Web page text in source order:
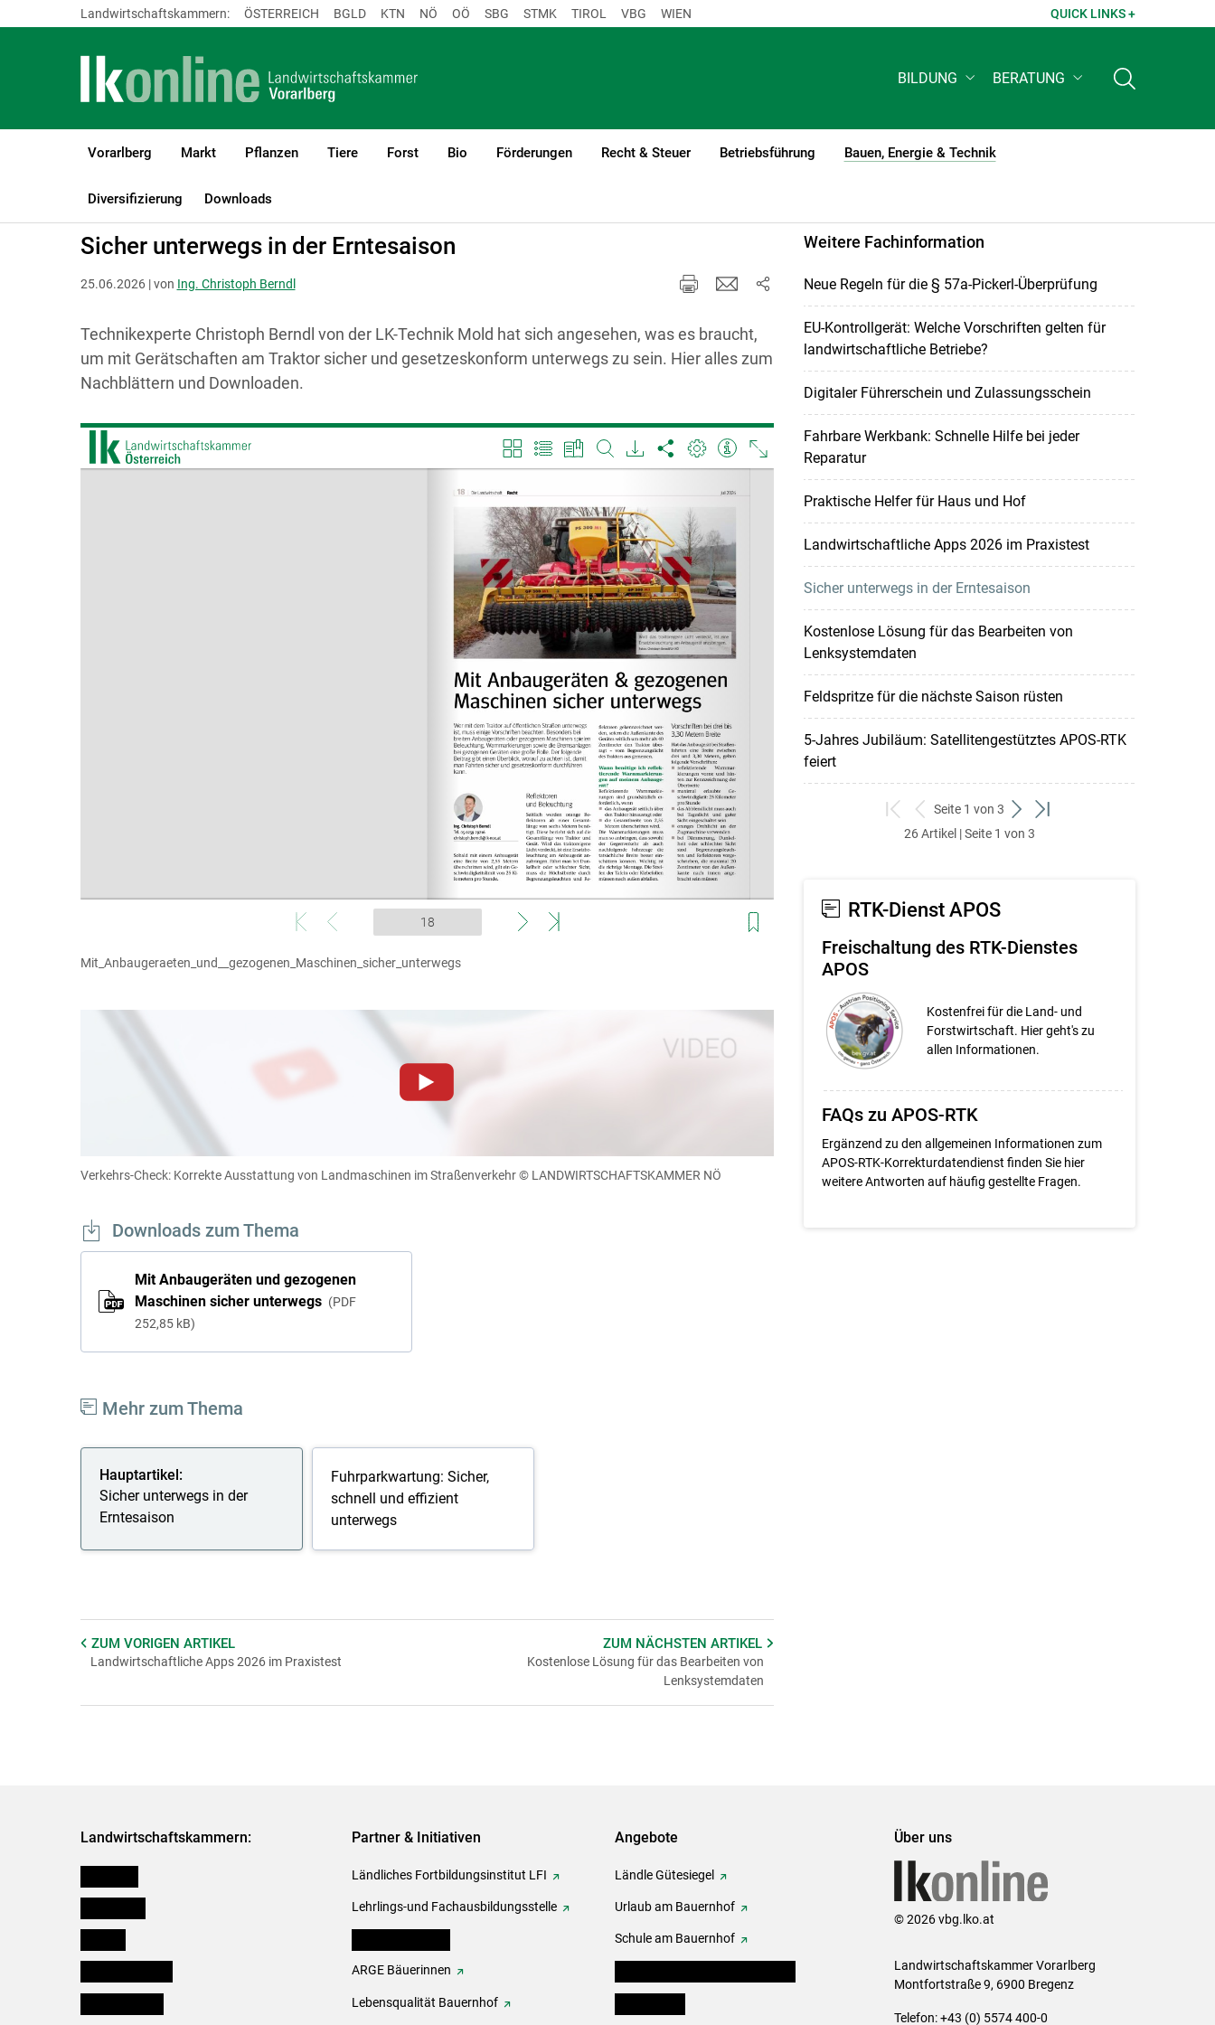
Skip to main content
Landwirtschaftskammern: ÖSTERREICH BGLD KTN NÖ OÖ SBG STMK TIROL VBG WIEN QUICK LINKS +
BILDUNG BERATUNG
Vorarlberg Markt Pflanzen Tiere Forst Bio Förderungen Recht & Steuer Betriebsführung Bauen, Energie & Technik
(current)1
Diversifizierung Downloads
LK Vorarlberg Bauen, Energie & Technik
Sicher unterwegs in der Erntesaison
25.06.2026 | von Ing. Christoph Berndl
Technikexperte Christoph Berndl von der LK-Technik Mold hat sich angesehen, was es braucht,
um mit Gerätschaften am Traktor sicher und gesetzeskonform unterwegs zu sein. Hier alles zum
Nachblättern und Downloaden.
Mit_Anbaugeraeten_und__gezogenen_Maschinen_sicher_unterwegs
Zum Abspielen von YouTube-Videos auf dieser Website müssen Cookies gesetzt werden
diese Website in den Cookie-Einstellungen jederzeit einsehen und korrigieren
Verkehrs-Check: Korrekte Ausstattung von Landmaschinen im Straßenverkehr © LANDWIRTSCHAFTSKAMMER NÖ
Downloads zum Thema
Mit Anbaugeräten und gezogenen
Maschinen sicher unterwegs
PDF
252,85 kB
Mehr zum Thema
Hauptartikel:
Sicher unterwegs in der
Erntesaison
Fuhrparkwartung: Sicher,
schnell und effizient
unterwegs
ZUM VORIGEN ARTIKEL
Landwirtschaftliche Apps 2026 im Praxistest
ZUM NÄCHSTENARTIKEL
Kostenlose Lösung für das Bearbeiten von
Lenksystemdaten
Weitere Fachinformation
Neue Regeln für die § 57a-Pickerl-Überprüfung
EU-Kontrollgerät: Welche Vorschriften gelten für
landwirtschaftliche Betriebe?
Digitaler Führerschein und Zulassungsschein
Fahrbare Werkbank: Schnelle Hilfe bei jeder
Reparatur
Praktische Helfer für Haus und Hof
Landwirtschaftliche Apps 2026 im Praxistest
Sicher unterwegs in der Erntesaison
Kostenlose Lösung für das Bearbeiten von
Lenksystemdaten
Feldspritze für die nächste Saison rüsten
5-Jahres Jubiläum: Satellitengestütztes APOS-RTK
feiert
zum
ersten
zurück
zum
Seite 1 von 3
weiter
zum
zum
26 Artikel | Seite 1 von 3
RTK-Dienst APOS
Freischaltung des RTK-Dienstes
APOS
Kostenfrei für die Land- und
Forstwirtschaft. Hier geht's zu
allen Informationen.
FAQs zu APOS-RTK
Ergänzend zu den allgemeinen Informationen zum
APOS-RTK-Korrekturdatendienst finden Sie hier
weitere Antworten auf häufig gestellte Fragen.
Landwirtschaftskammern: Partner & Initiativen
Ländliches Fortbildungsinstitut LFI
Lehrlings-und Fachausbildungsstelle
ARGE Bäuerinnen
Lebensqualität Bauernhof
Angebote
Ländle Gütesiegel
Urlaub am Bauernhof
Schule am Bauernhof
Über uns
© 2026 vbg.lko.at
Landwirtschaftskammer Vorarlberg
Montfortstraße 9, 6900 Bregenz
Telefon: +43 (0) 5574 400-0